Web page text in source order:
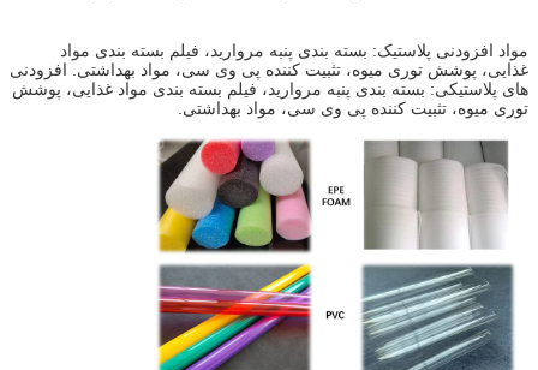
مواد افزودنی پلاستیک: بسته بندی پنبه مروارید، فیلم بسته بندی مواد
غذایی، پوشش توری میوه، تثبیت کننده پی وی سی، مواد بهداشتی. افزودنی
های پلاستیکی: بسته بندی پنبه مروارید، فیلم بسته بندی مواد غذایی، پوشش
توری میوه، تثبیت کننده پی وی سی، مواد بهداشتی.